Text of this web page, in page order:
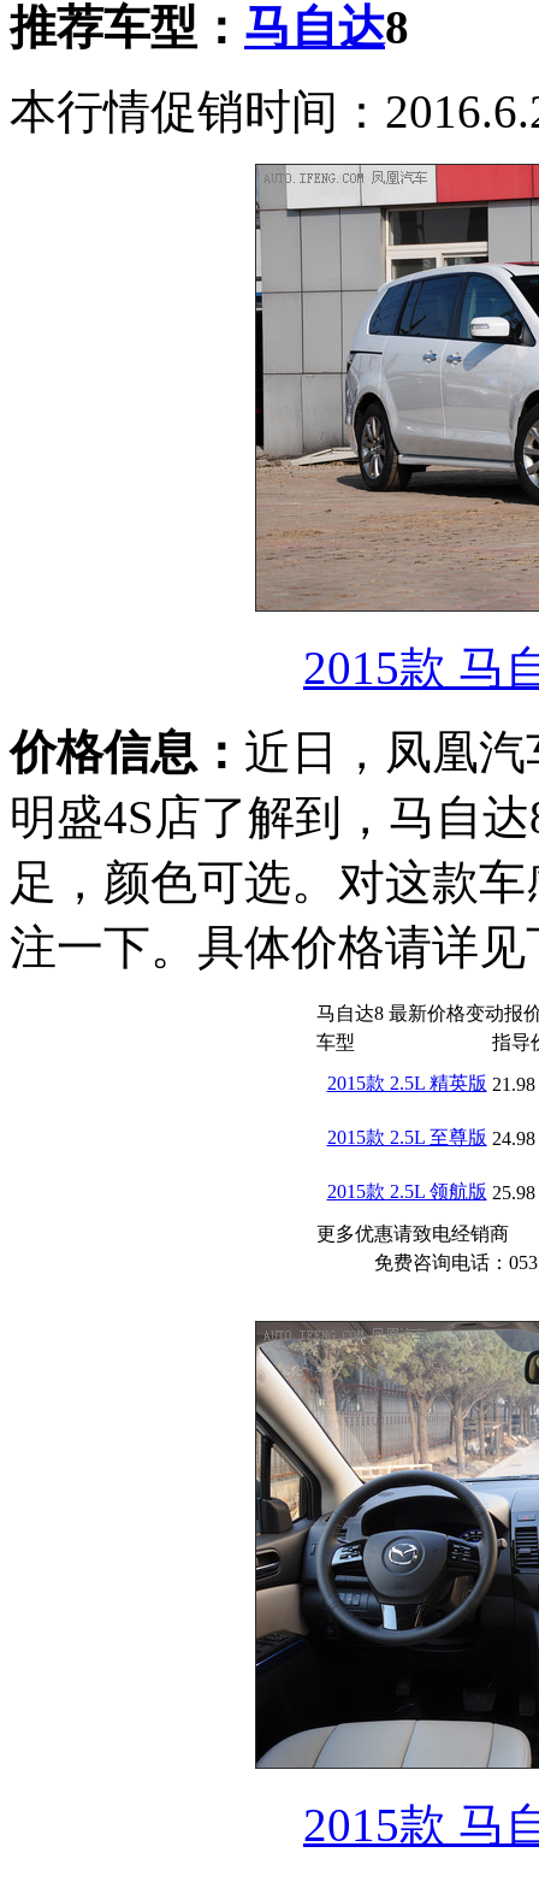
推荐车型： 马自达8
本行情促销时间：
2015款 马
价格信息： 近日，凤凰
明盛4S店了解到，马自
足，颜色可选。对这款
注一下。具体价格请详见
马自达8 最新价格变动报
车型
指导
2015款 2.5L 精英版 21.98
2015款 2.5L 至尊版 24.98
2015款 2.5L 领航版 25.98
更多优惠请致电经销商
免费咨询电话：
2015款 马